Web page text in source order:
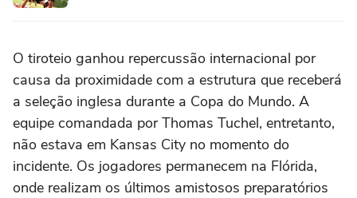
O tiroteio ganhou repercussão internacional por
causa da proximidade com a estrutura que receberá
a seleção inglesa durante a Copa do Mundo. A
equipe comandada por Thomas Tuchel, entretanto,
não estava em Kansas City no momento do
incidente. Os jogadores permanecem na Flórida,
onde realizam os últimos amistosos preparatórios